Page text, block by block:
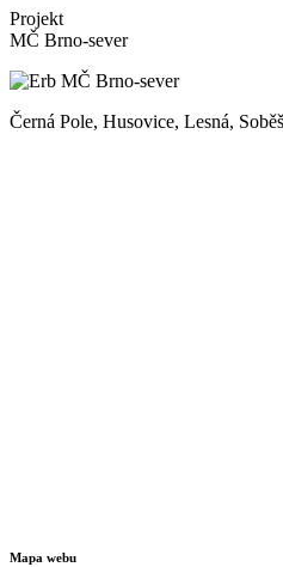
Projekt
MČ Brno-sever
Černá Pole, Husovice, Lesná,
Mapa webu